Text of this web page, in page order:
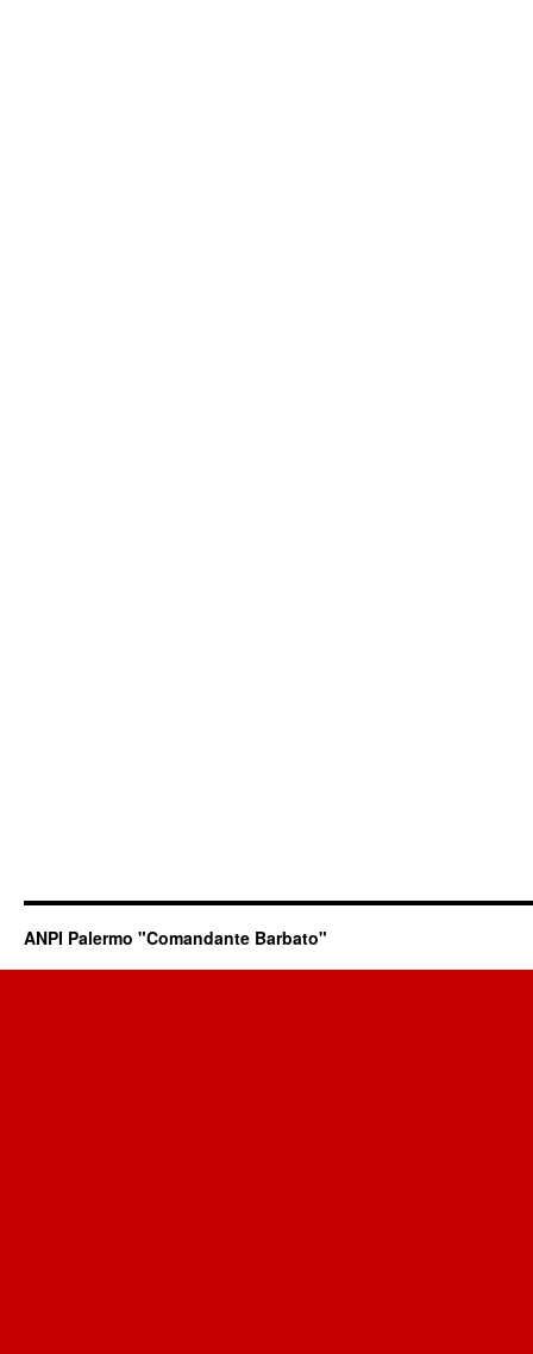
ANPI Palermo "Comandante Barbato"